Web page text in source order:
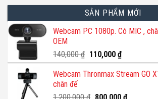
biến
Các
tùy
chọn
có
được
SẢN PHẨM MỚI
Webcam PC 1080p. Có MIC ,
OEM
140,000₫ Giá
gốc
là:
110,000 ₫Giá
hiện
tại
110,000 ₫.
Webcam Thronmax Stream GO
chân đế
Giá
Giá